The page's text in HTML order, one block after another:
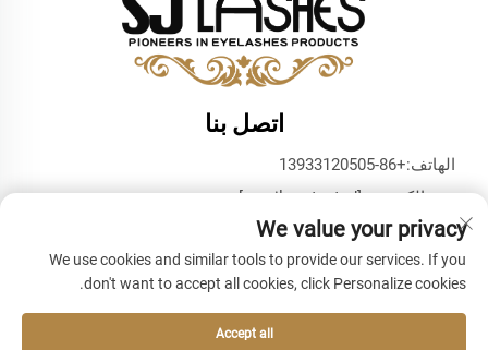
اتصل بنا
الهاتف:+86-13933120505
بريد إلكتروني:[email protected]
واتساب:+86-13933120505
We value your privacy
We use cookies and similar tools to provide our services. If you
don't want to accept all cookies, click Personalize cookies.
Accept all